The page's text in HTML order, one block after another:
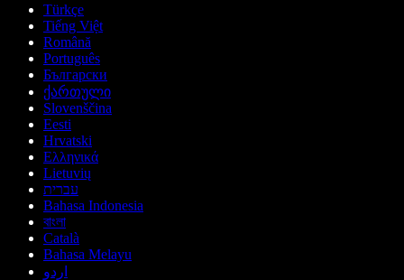
Türkçe
Tiếng Việt
Română
Português
Български
ქართული
Slovenščina
Eesti
Hrvatski
Ελληνικά
Lietuvių
עברית
Bahasa Indonesia
বাংলা
Català
Bahasa Melayu
اردو